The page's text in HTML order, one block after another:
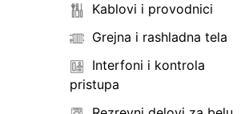
Kablovi i provodnici
Grejna i rashladna tela
Interfoni i kontrola
pristupa